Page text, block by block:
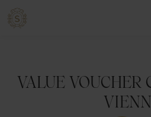
VALUE VOUCHER